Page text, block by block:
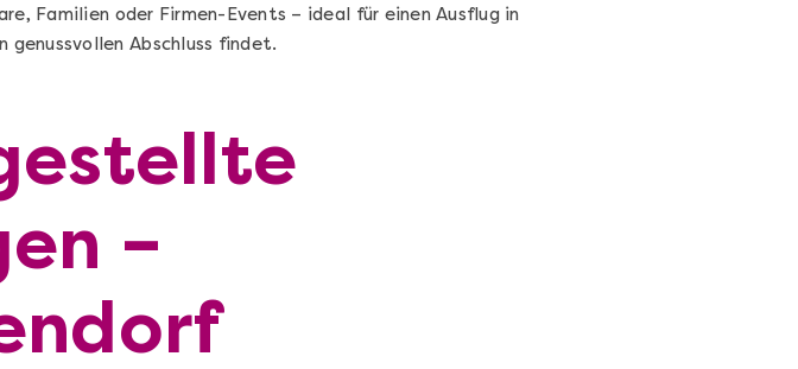
- DIY-Set
Box mit Videokurs
Familien oder Firmen-Events – ideal für einen Ausflug in
genussvollen Abschluss findet.
–